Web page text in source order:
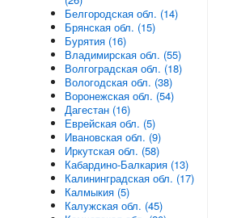
Белгородская обл. (14)
Брянская обл. (15)
Бурятия (16)
Владимирская обл. (55)
Волгоградская обл. (18)
Вологодская обл. (38)
Воронежская обл. (54)
Дагестан (16)
Еврейская обл. (5)
Ивановская обл. (9)
Иркутская обл. (58)
Кабардино-Балкария (13)
Калининградская обл. (17)
Калмыкия (5)
Калужская обл. (45)